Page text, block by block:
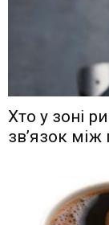
Хто у зоні
зв’язок між